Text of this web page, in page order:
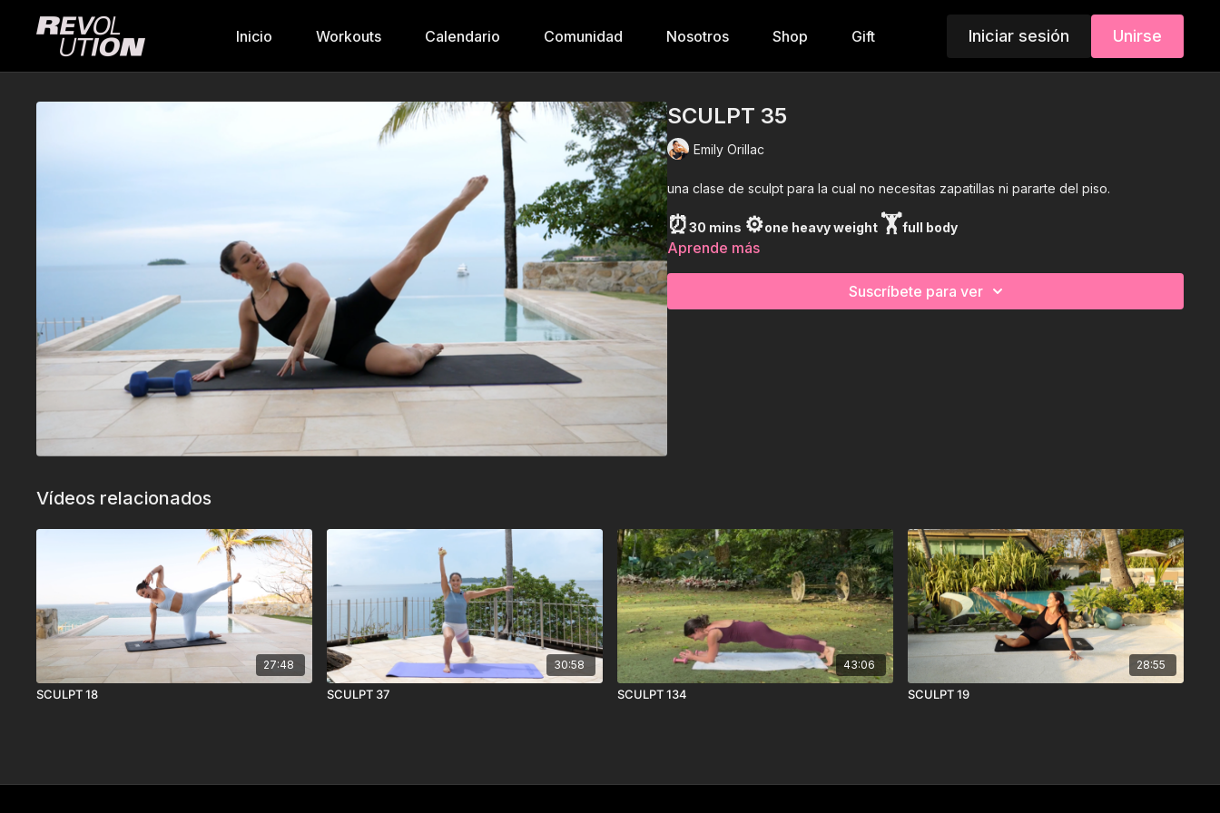
Inicio Workouts Calendario Comunidad Nosotros Shop Gift Iniciar sesión Unirse
SCULPT 35
Emily Orillac
una clase de sculpt para la cual no necesitas zapatillas ni pararte del piso.
⏰30 mins ⚙️one heavy weight 🏋full body
Aprende más
Suscríbete para ver
Vídeos relacionados
27:48
SCULPT 18
30:58
SCULPT 37
43:06
SCULPT 134
28:55
SCULPT 19